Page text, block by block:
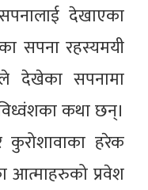
देखाएका
सपना रहस्यमयी
देखेका सपनामा
कथा छन्।
हरेक
प्रवेश